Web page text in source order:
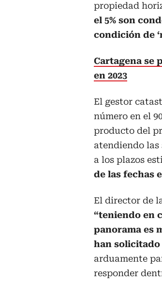
propiedad
el 5% son
condición de
Cartagena se
en 2023
El gestor
número en el
producto del
atendiendo
a los plazos
de las fechas
El director de
“teniendo en
panorama es
han solicitado
arduamente
responder